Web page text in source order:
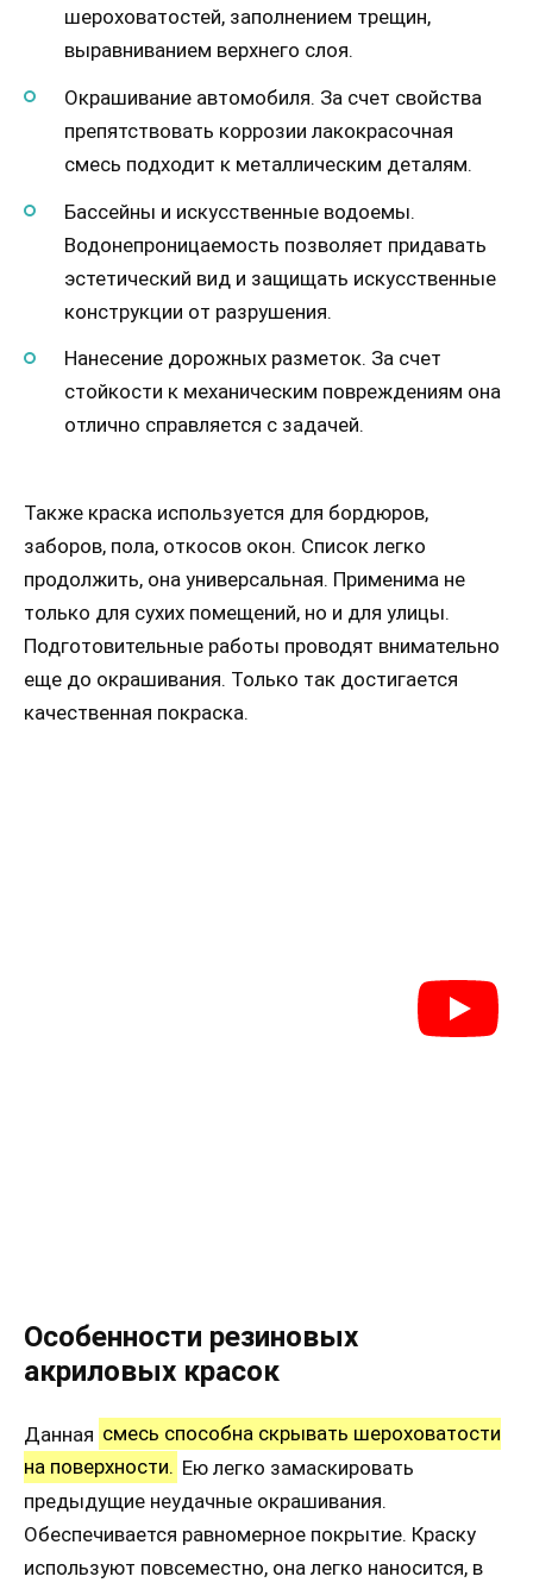
шероховатостей, заполнением трещин,
выравниванием верхнего слоя.
Окрашивание автомобиля. За счет свойства
препятствовать коррозии лакокрасочная
смесь подходит к металлическим деталям.
Бассейны и искусственные водоемы.
Водонепроницаемость позволяет придавать
эстетический вид и защищать искусственные
конструкции от разрушения.
Нанесение дорожных разметок. За счет
стойкости к механическим повреждениям она
отлично справляется с задачей.
Также краска используется для бордюров,
заборов, пола, откосов окон. Список легко
продолжить, она универсальная. Применима не
только для сухих помещений, но и для улицы.
Подготовительные работы проводят внимательно
еще до окрашивания. Только так достигается
качественная покраска.
Особенности резиновых
акриловых красок
Данная смесь способна скрывать шероховатости
на поверхности. Ею легко замаскировать
предыдущие неудачные окрашивания.
Обеспечивается равномерное покрытие. Краску
используют повсеместно, она легко наносится, в